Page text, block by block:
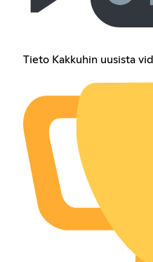
Tieto Kakkuhin uusista